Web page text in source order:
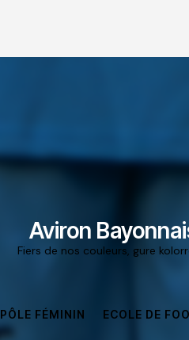
Aviron
Fiers de nos couleurs, gure
PÔLE FÉMININ ECOLE DE